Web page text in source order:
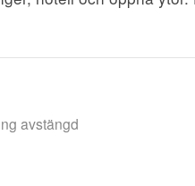
avstängd